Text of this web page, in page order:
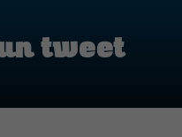
tweet